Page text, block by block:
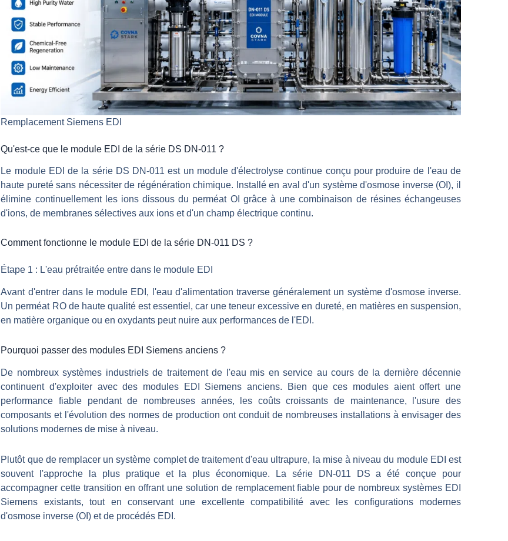
Remplacement Siemens EDI
Qu'est-ce que le module EDI de la série DS DN-011 ?
Le module EDI de la série DS DN-011 est un module d'électrolyse continue conçu pour produire de l'eau de
haute pureté sans nécessiter de régénération chimique. Installé en aval d'un système d'osmose inverse (OI), il
élimine continuellement les ions dissous du perméat OI grâce à une combinaison de résines échangeuses
d'ions, de membranes sélectives aux ions et d'un champ électrique continu.
Comment fonctionne le module EDI de la série DN-011 DS ?
Étape 1 : L'eau prétraitée entre dans le module EDI
Avant d'entrer dans le module EDI, l'eau d'alimentation traverse généralement un système d'osmose inverse.
Un perméat RO de haute qualité est essentiel, car une teneur excessive en dureté, en matières en suspension,
en matière organique ou en oxydants peut nuire aux performances de l'EDI.
Pourquoi passer des modules EDI Siemens anciens ?
De nombreux systèmes industriels de traitement de l'eau mis en service au cours de la dernière décennie
continuent d'exploiter avec des modules EDI Siemens anciens. Bien que ces modules aient offert une
performance fiable pendant de nombreuses années, les coûts croissants de maintenance, l'usure des
composants et l'évolution des normes de production ont conduit de nombreuses installations à envisager des
solutions modernes de mise à niveau.
Plutôt que de remplacer un système complet de traitement d'eau ultrapure, la mise à niveau du module EDI est
souvent l'approche la plus pratique et la plus économique. La série DN-011 DS a été conçue pour
accompagner cette transition en offrant une solution de remplacement fiable pour de nombreux systèmes EDI
Siemens existants, tout en conservant une excellente compatibilité avec les configurations modernes
d'osmose inverse (OI) et de procédés EDI.